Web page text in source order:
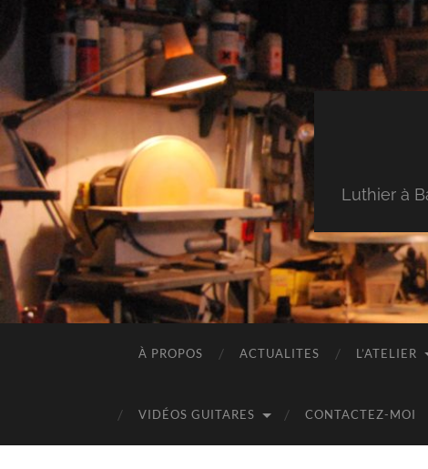
Luthier à
À PROPOS ACTUALITES L’ATELIER
VIDÉOS GUITARES CONTACTEZ-MOI